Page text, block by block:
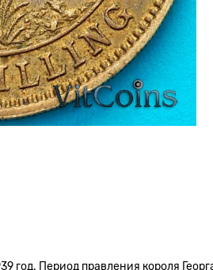
год. Период правления короля